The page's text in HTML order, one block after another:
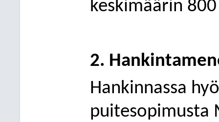
keskimäärin 800
2.
Hankinnassa
puitesopimusta